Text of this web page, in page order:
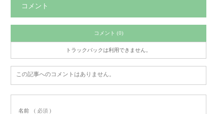
コメント
コメント (0)
トラックバックは利用できません。
この記事へのコメントはありません。
名前 ( 必須 )